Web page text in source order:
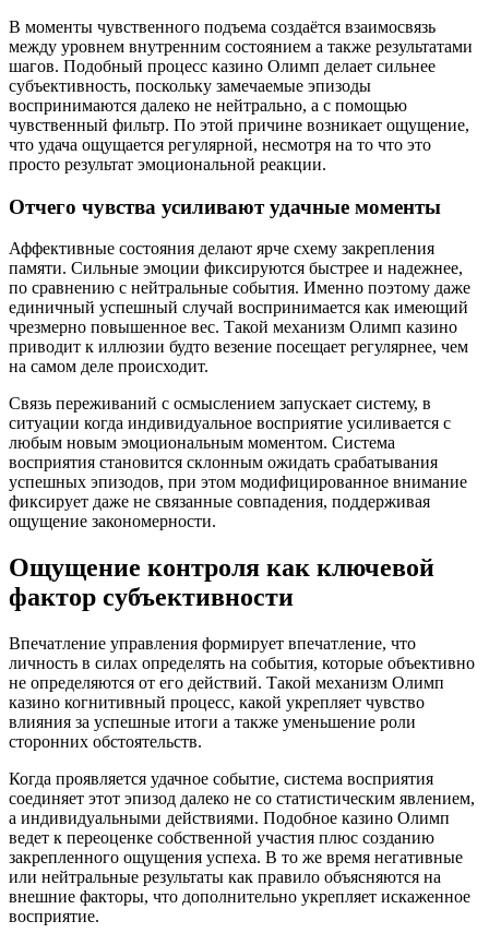
В моменты чувственного подъема создаётся взаимосвязь
между уровнем внутренним состоянием а также результатами
шагов. Подобный процесс казино Олимп делает сильнее
субъективность, поскольку замечаемые эпизоды
воспринимаются далеко не нейтрально, а с помощью
чувственный фильтр. По этой причине возникает ощущение,
что удача ощущается регулярной, несмотря на то что это
просто результат эмоциональной реакции.
Отчего чувства усиливают удачные моменты
Аффективные состояния делают ярче схему закрепления
памяти. Сильные эмоции фиксируются быстрее и надежнее,
по сравнению с нейтральные события. Именно поэтому даже
единичный успешный случай воспринимается как имеющий
чрезмерно повышенное вес. Такой механизм Олимп казино
приводит к иллюзии будто везение посещает регулярнее, чем
на самом деле происходит.
Связь переживаний с осмыслением запускает систему, в
ситуации когда индивидуальное восприятие усиливается с
любым новым эмоциональным моментом. Система
восприятия становится склонным ожидать срабатывания
успешных эпизодов, при этом модифицированное внимание
фиксирует даже не связанные совпадения, поддерживая
ощущение закономерности.
Ощущение контроля как ключевой
фактор субъективности
Впечатление управления формирует впечатление, что
личность в силах определять на события, которые объективно
не определяются от его действий. Такой механизм Олимп
казино когнитивный процесс, какой укрепляет чувство
влияния за успешные итоги а также уменьшение роли
сторонних обстоятельств.
Когда проявляется удачное событие, система восприятия
соединяет этот эпизод далеко не со статистическим явлением,
а индивидуальными действиями. Подобное казино Олимп
ведет к переоценке собственной участия плюс созданию
закрепленного ощущения успеха. В то же время негативные
или нейтральные результаты как правило объясняются на
внешние факторы, что дополнительно укрепляет искаженное
восприятие.